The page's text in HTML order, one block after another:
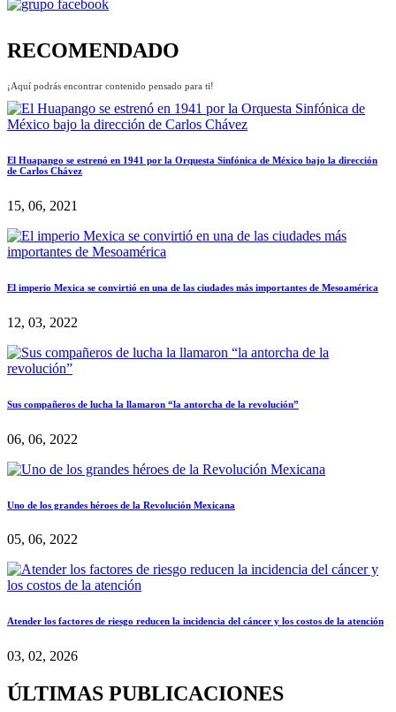
RECOMENDADO
¡Aquí podrás encontrar contenido pensado para ti!
El Huapango se estrenó en 1941 por la Orquesta Sinfónica de México bajo la dirección
de Carlos Chávez
15, 06, 2021
El imperio Mexica se convirtió en una de las ciudades más importantes de Mesoamérica
12, 03, 2022
Sus compañeros de lucha la llamaron “la antorcha de la revolución”
06, 06, 2022
Uno de los grandes héroes de la Revolución Mexicana
05, 06, 2022
Atender los factores de riesgo reducen la incidencia del cáncer y los costos de la atención
03, 02, 2026
ÚLTIMAS PUBLICACIONES